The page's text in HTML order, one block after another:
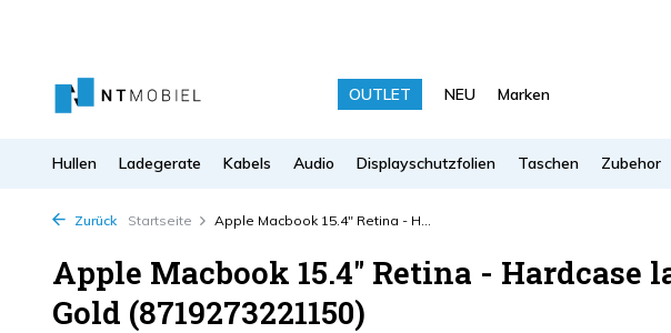
OUTLET NEU Marken
Hullen Ladegerate Kabels Audio Displayschutzfolien Taschen Zubehor
Zurück Startseite Apple Macbook 15.4" Retina - H...
Apple Macbook 15.4" Retina - Hardcase
Gold (8719273221150)